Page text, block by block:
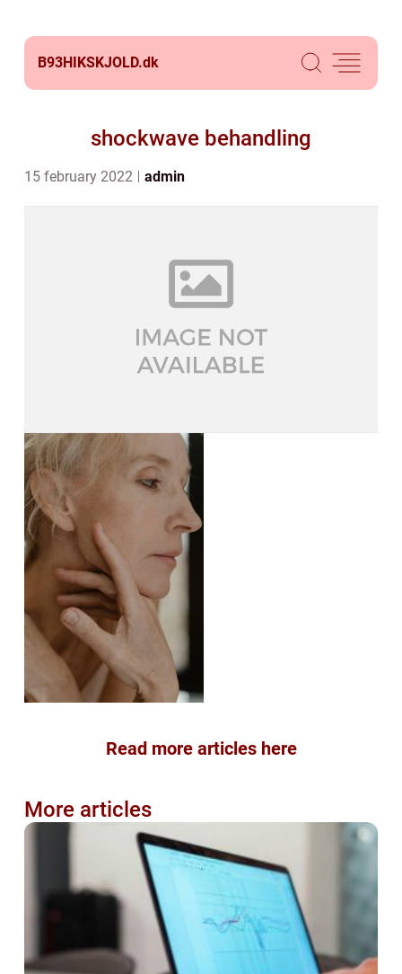
B93HIKSKJOLD.dk
shockwave behandling
15 february 2022 admin
Read more articles here
More articles